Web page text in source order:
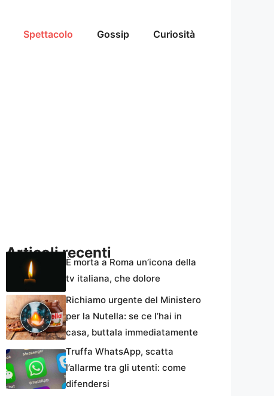
Spettacolo Gossip Curiosità
Articoli recenti
È morta a Roma un’icona della
tv italiana, che dolore
Richiamo urgente del Ministero
per la Nutella: se ce l’hai in
casa, buttala immediatamente
Truffa WhatsApp, scatta
l’allarme tra gli utenti: come
difendersi